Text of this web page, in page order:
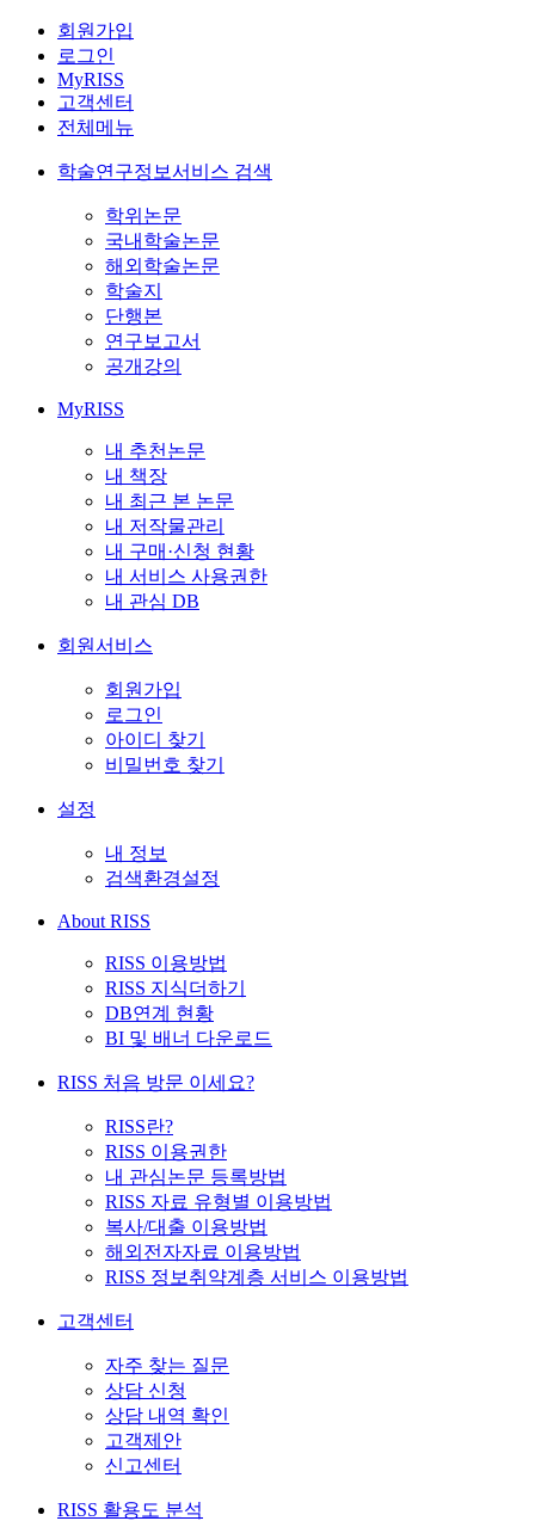
회원가입
로그인
MyRISS
고객센터
전체메뉴
학술연구정보서비스 검색
학위논문
국내학술논문
해외학술논문
학술지
단행본
연구보고서
공개강의
MyRISS
내 추천논문
내 책장
내 최근 본 논문
내 저작물관리
내 구매·신청 현황
내 서비스 사용권한
내 관심 DB
회원서비스
회원가입
로그인
아이디 찾기
비밀번호 찾기
설정
내 정보
검색환경설정
About RISS
RISS 이용방법
RISS 지식더하기
DB연계 현황
BI 및 배너 다운로드
RISS 처음 방문 이세요?
RISS란?
RISS 이용권한
내 관심논문 등록방법
RISS 자료 유형별 이용방법
복사/대출 이용방법
해외전자자료 이용방법
RISS 정보취약계층 서비스 이용방법
고객센터
자주 찾는 질문
상담 신청
상담 내역 확인
고객제안
신고센터
RISS 활용도 분석